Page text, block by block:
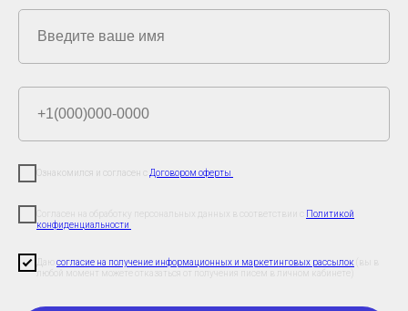
Ознакомился и согласен с Договором оферты
Согласен на обработку персональных данных в соответствии с Политикой
конфиденциальности
Даю согласие на получение информационных и маркетинговых рассылок (вы в
любой момент можете отказаться от получения писем в личном кабинете)